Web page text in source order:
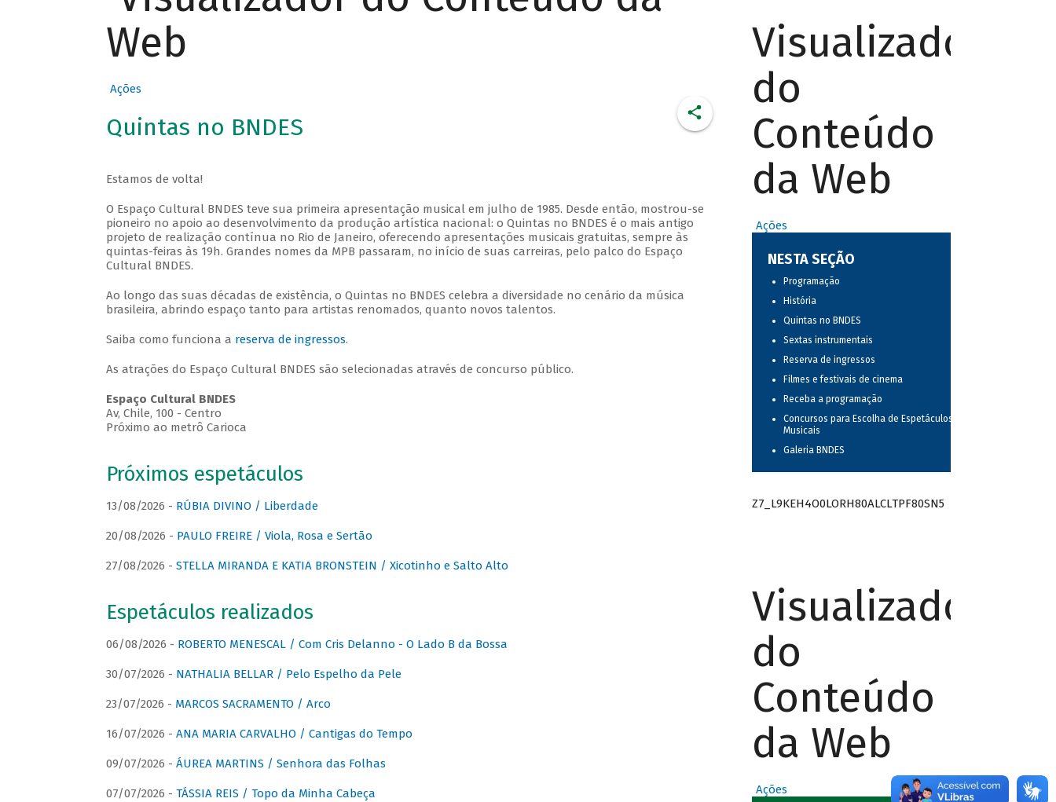
Web
Ações
Quintas no BNDES
Estamos de volta!
O Espaço Cultural BNDES teve sua primeira apresentação musical em julho de 1985. Desde então, mostrou-se
pioneiro no apoio ao desenvolvimento da produção artística nacional: o Quintas no BNDES é o mais antigo
projeto de realização contínua no Rio de Janeiro, oferecendo apresentações musicais gratuitas, sempre às
quintas-feiras às 19h. Grandes nomes da MPB passaram, no início de suas carreiras, pelo palco do Espaço
Cultural BNDES.
Ao longo das suas décadas de existência, o Quintas no BNDES celebra a diversidade no cenário da música
brasileira, abrindo espaço tanto para artistas renomados, quanto novos talentos.
Saiba como funciona a reserva de ingressos.
As atrações do Espaço Cultural BNDES são selecionadas através de concurso público.
Espaço Cultural BNDES
Av, Chile, 100 - Centro
Próximo ao metrô Carioca
Próximos espetáculos
13/08/2026 - RÚBIA DIVINO / Liberdade
20/08/2026 - PAULO FREIRE / Viola, Rosa e Sertão
27/08/2026 - STELLA MIRANDA E KATIA BRONSTEIN / Xicotinho e Salto Alto
Espetáculos realizados
06/08/2026 - ROBERTO MENESCAL / Com Cris Delanno - O Lado B da Bossa
30/07/2026 - NATHALIA BELLAR / Pelo Espelho da Pele
23/07/2026 - MARCOS SACRAMENTO / Arco
16/07/2026 - ANA MARIA CARVALHO / Cantigas do Tempo
09/07/2026 - ÁUREA MARTINS / Senhora das Folhas
07/07/2026 - TÁSSIA REIS / Topo da Minha Cabeça
Visualizador
do
Conteúdo
da Web
Ações
NESTA SEÇÃO
Programação
História
Quintas no BNDES
Sextas instrumentais
Reserva de ingressos
Filmes e festivais de cinema
Receba a programação
Concursos para Escolha de Espetáculos
Musicais
Galeria BNDES
Z7_L9KEH4O0LORH80ALCLTPF80SN5
Visualizador
do
Conteúdo
da Web
Ações